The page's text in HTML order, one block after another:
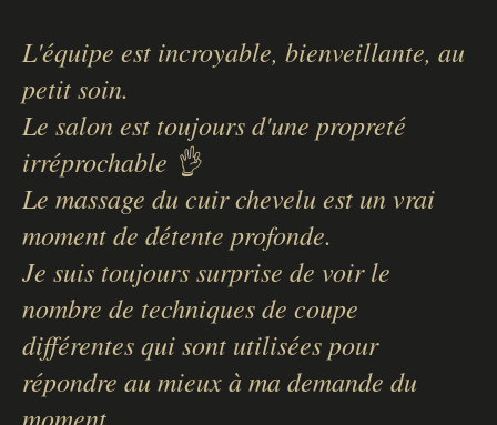
L'équipe est incroyable, bienveillante, au
petit soin.
Le salon est toujours d'une propreté
irréprochable 👌
Le massage du cuir chevelu est un vrai
moment de détente profonde.
Je suis toujours surprise de voir le
nombre de techniques de coupe
différentes qui sont utilisées pour
répondre au mieux à ma demande du
moment.